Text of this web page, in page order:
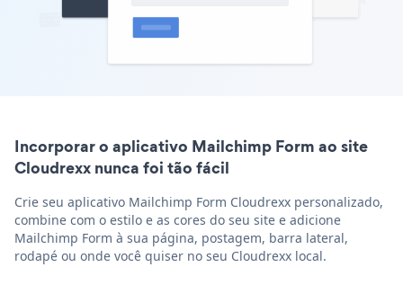
Incorporar o aplicativo Mailchimp Form ao site
Cloudrexx nunca foi tão fácil
Crie seu aplicativo Mailchimp Form Cloudrexx personalizado,
combine com o estilo e as cores do seu site e adicione
Mailchimp Form à sua página, postagem, barra lateral,
rodapé ou onde você quiser no seu Cloudrexx local.